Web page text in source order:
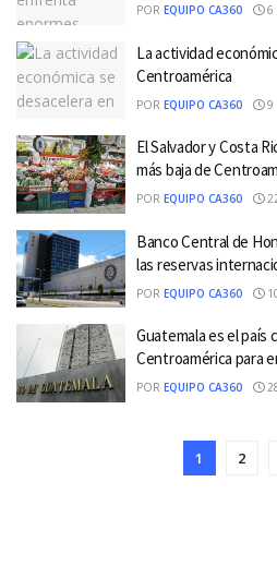
POR EQUIPO CA360 6
La actividad
Centroamérica
POR EQUIPO CA360 9
El Salvador y Costa
más baja de
POR EQUIPO CA360
Banco Central de
las reservas
POR EQUIPO CA360
Guatemala es el país
Centroamérica para
POR EQUIPO CA360
1 2